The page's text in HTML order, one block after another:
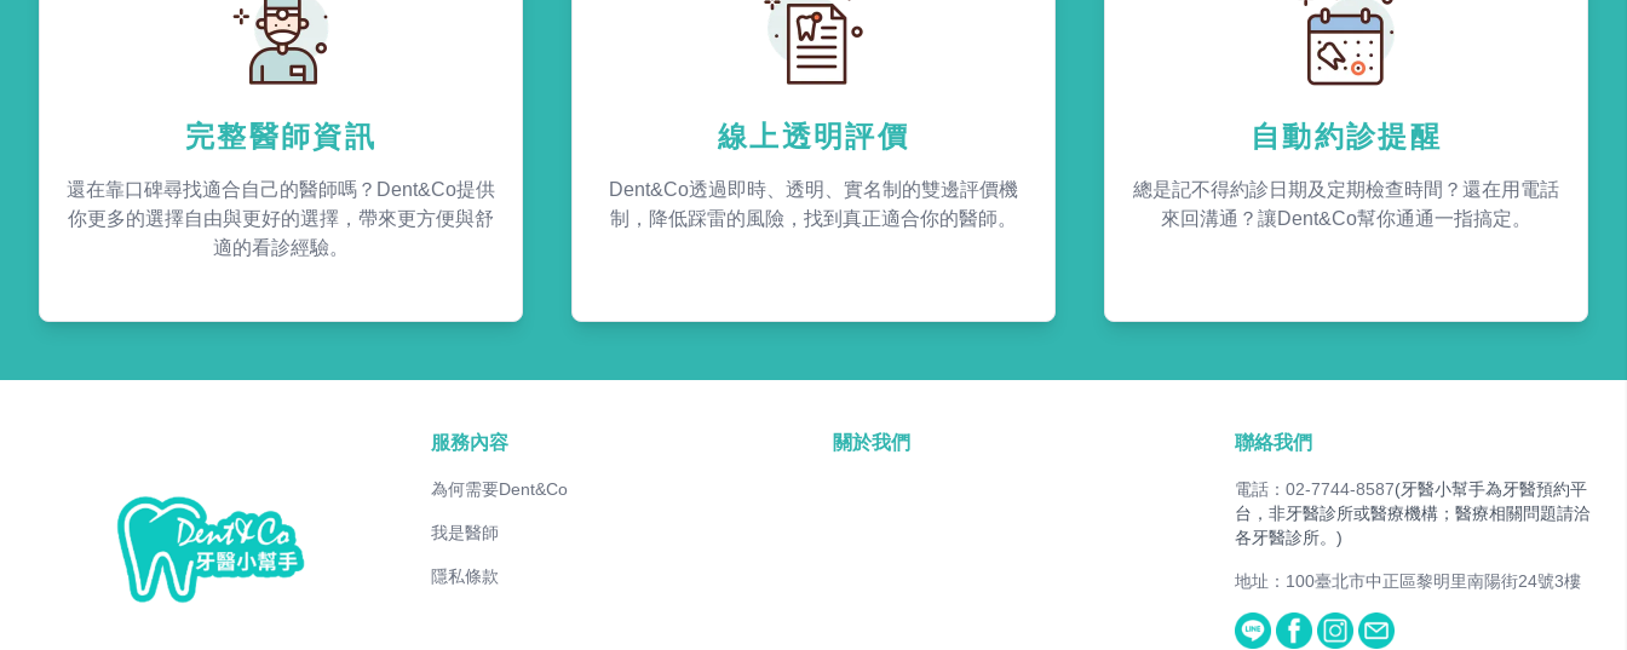
完整醫師資訊
還在靠口碑尋找適合自己的醫師嗎？Dent&Co提供
你更多的選擇自由與更好的選擇，帶來更方便與舒
適的看診經驗。
線上透明評價
Dent&Co透過即時、透明、實名制的雙邊評價機
制，降低踩雷的風險，找到真正適合你的醫師。
自動約診提醒
總是記不得約診日期及定期檢查時間？還在用電話
來回溝通？讓Dent&Co幫你通通一指搞定。
服務內容
為何需要Dent&Co
我是醫師
隱私條款
關於我們 聯絡我們
電話：02-7744-8587(牙醫小幫手為牙醫預約平
台，非牙醫診所或醫療機構；醫療相關問題請洽
各牙醫診所。)
地址：100臺北市中正區黎明里南陽街24號3樓